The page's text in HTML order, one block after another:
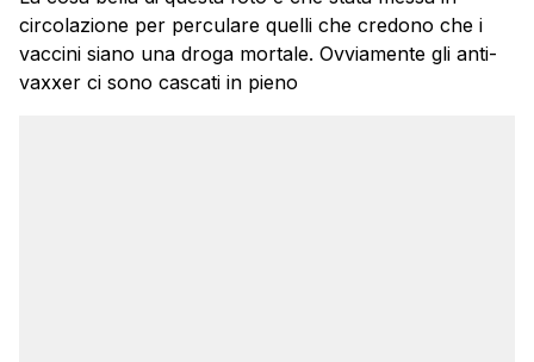
circolazione per perculare quelli che credono che i
vaccini siano una droga mortale. Ovviamente gli anti-
vaxxer ci sono cascati in pieno